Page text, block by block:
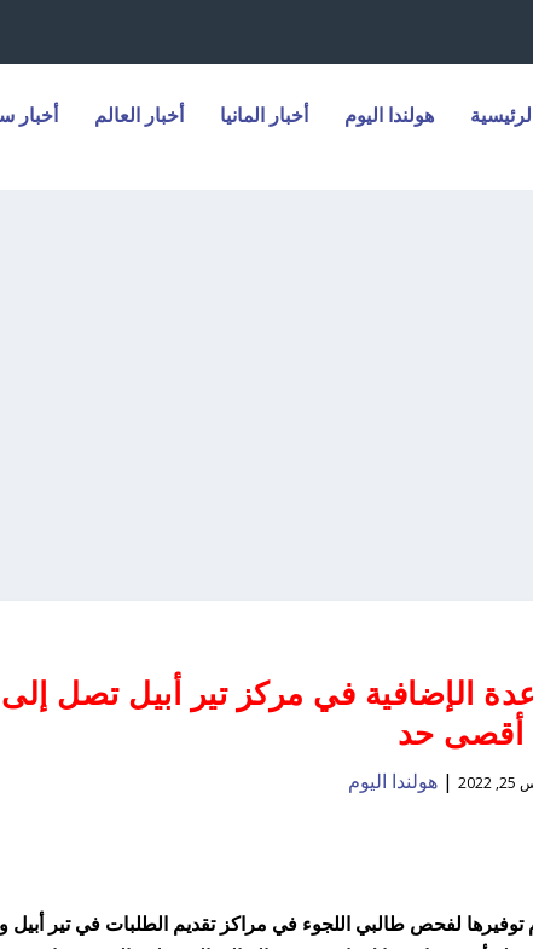
هولندا اليوم أخبار المانيا أخبار العالم أخبار
الإضافية في مركز تير أبيل تصل إلى
أقصى حد
|هولندا اليوم
لفحص طالبي اللجوء في مراكز تقديم الطلبات في تير أبيل و